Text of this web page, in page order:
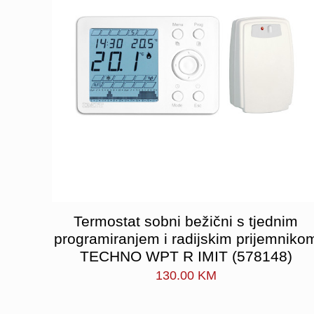
Termostat sobni bežični s tjednim
programiranjem i radijskim
TECHNO WPT R IMIT (578148)
130.00 KM